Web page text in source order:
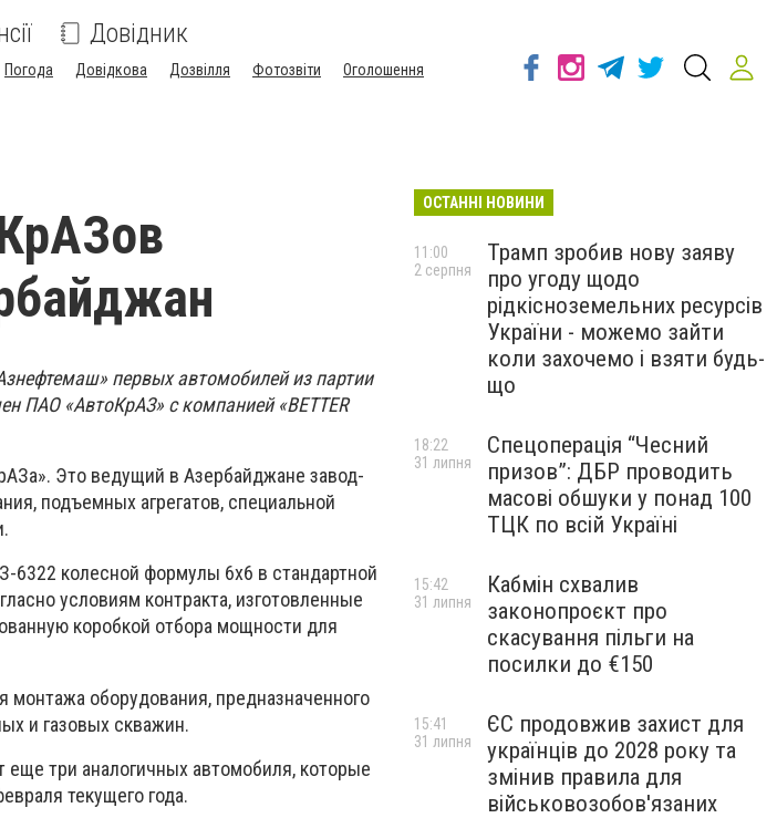
Довідник
Погода Довідкова Дозвілля Фотозвіти
Оголошення
первых автомобилей из партии
ПАО «АвтоКрАЗ» с компанией «BETTER
Это ведущий в Азербайджане завод-
подъемных агрегатов, специальной
колесной формулы 6х6 в стандартной
условиям контракта, изготовленные
коробкой отбора мощности для
оборудования, предназначенного
и газовых скважин.
три аналогичных автомобиля, которые
текущего года.
ОСТАННІ НОВИНИ
Трамп зробив нову заяву
про угоду щодо
рідкісноземельних ресурсів
України - можемо зайти
коли захочемо і взяти будь-
що
11:00
2 серпня
Спецоперація “Чесний
призов”: ДБР проводить
масові обшуки у понад 100
ТЦК по всій Україні
18:22
31 липня
Кабмін схвалив
законопроєкт про
скасування пільги на
посилки до €150
15:42
31 липня
ЄС продовжив захист для
українців до 2028 року та
змінив правила для
військовозобов'язаних
15:41
31 липня